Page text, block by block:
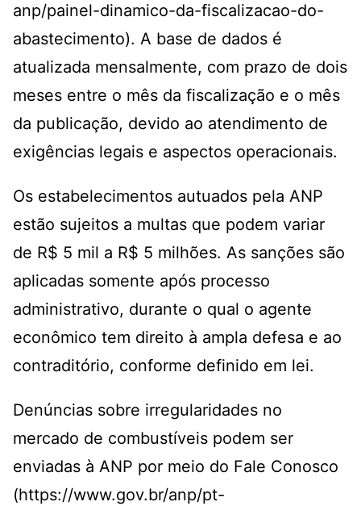
anp/painel-dinamico-da-fiscalizacao-do-
abastecimento). A base de dados é
atualizada mensalmente, com prazo de dois
meses entre o mês da fiscalização e o mês
da publicação, devido ao atendimento de
exigências legais e aspectos operacionais.
Os estabelecimentos autuados pela ANP
estão sujeitos a multas que podem variar
de R$ 5 mil a R$ 5 milhões. As sanções são
aplicadas somente após processo
administrativo, durante o qual o agente
econômico tem direito à ampla defesa e ao
contraditório, conforme definido em lei.
Denúncias sobre irregularidades no
mercado de combustíveis podem ser
enviadas à ANP por meio do Fale Conosco
(https://www.gov.br/anp/pt-